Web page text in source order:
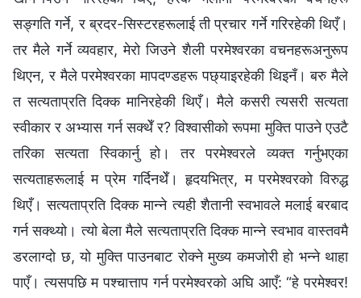
सङ्गति गर्ने, र ब्रदर-सिस्टरहरूलाई ती प्रचार गर्ने गरिरहेकी थिएँ।
तर मैले गर्ने व्यवहार, मेरो जिउने शैली परमेश्‍वरका वचनहरूअनुरूप
थिएन, र मैले परमेश्‍वरका मापदण्डहरू पछ्याइरहेकी थिइनँ। बरु मैले
त सत्यताप्रति दिक्‍क मानिरहेकी थिएँ। मैले कसरी त्यसरी सत्यता
स्वीकार र अभ्यास गर्न सक्थेँ र? विश्‍वासीको रूपमा मुक्ति पाउने एउटै
तरिका सत्यता स्विकार्नु हो। तर परमेश्‍वरले व्यक्त गर्नुभएका
सत्यताहरूलाई म प्रेम गर्दिनथेँ। हृदयभित्र, म परमेश्‍वरको विरुद्ध
थिएँ। सत्यताप्रति दिक्‍क मान्‍ने त्यही शैतानी स्वभावले मलाई बरबाद
गर्न सक्थ्यो। त्यो बेला मैले सत्यताप्रति दिक्‍क मान्‍ने स्वभाव वास्तवमै
डरलाग्दो छ, यो मुक्ति पाउनबाट रोक्‍ने मुख्य कमजोरी हो भन्‍ने थाहा
पाएँ। त्यसपछि म पश्‍चात्ताप गर्न परमेश्‍वरको अघि आएँ: “हे परमेश्‍वर!